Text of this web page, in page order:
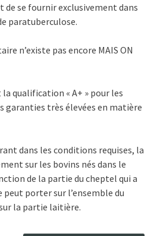
de se fournir exclusivement dans
paratuberculose.
n’existe pas encore MAIS ON
la qualification « A+ » pour les
garanties très élevées en matière
dans les conditions requises, la
sur les bovins nés dans le
de la partie du cheptel qui a
porter sur l’ensemble du
la partie laitière.